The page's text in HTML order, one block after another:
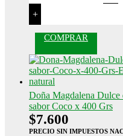
+
COMPRAR
Doña Magdalena Dulce
sabor Coco x 400 Grs
$7.600
PRECIO SIN IMPUESTOS